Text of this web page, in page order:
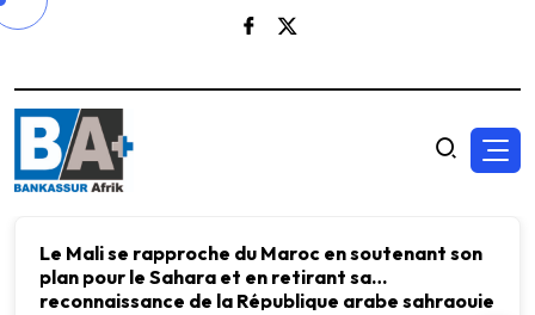
Le Mali se rapproche du Maroc en soutenant son
plan pour le Sahara et en retirant sa
reconnaissance de la République arabe sahraouie